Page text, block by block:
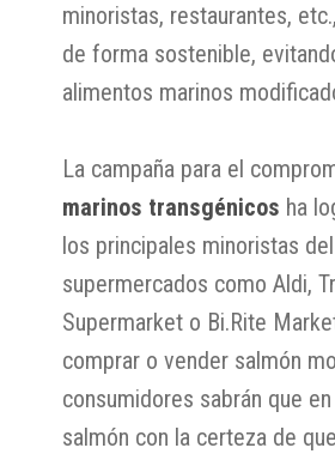
minoristas, restaurantes,
de forma sostenible,
alimentos marinos
La campaña para el
marinos transgénicos ha
los principales minoristas
supermercados como Aldi,
Supermarket o Bi.Rite
comprar o vender salmón
consumidores sabrán que
salmón con la certeza de